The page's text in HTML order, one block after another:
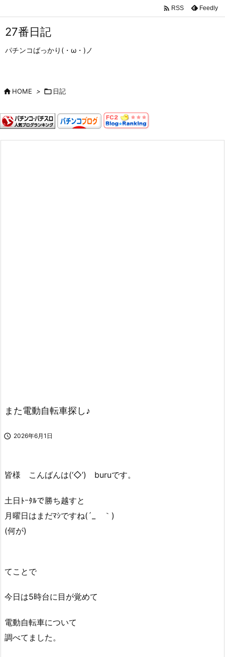
 RSS Feedly
27番日記
パチンコばっかり(・ω・)ノ
HOME >  日記
また電動自転車探し♪
 2026年6月1日
皆様 こんばんは(‘◇’)ゞburuです。
土日ﾄｰﾀﾙで勝ち越すと
月曜日はまだﾏｼですね(´_ゝ｀)
(何が)
てことで
今日は5時台に目が覚めて
電動自転車について
調べてました。